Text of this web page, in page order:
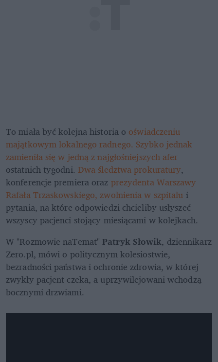
To miała być kolejna historia o oświadczeniu
majątkowym lokalnego radnego. Szybko jednak
zamieniła się w jedną z najgłośniejszych afer
ostatnich tygodni. Dwa śledztwa prokuratury,
konferencje premiera oraz prezydenta Warszawy
Rafała Trzaskowskiego, zwolnienia w szpitalu i
pytania, na które odpowiedzi chcieliby usłyszeć
wszyscy pacjenci stojący miesiącami w kolejkach.
W "Rozmowie naTemat" Patryk Słowik, dziennikarz
Zero.pl, mówi o politycznym kolesiostwie,
bezradności państwa i ochronie zdrowia, w której
zwykły pacjent czeka, a uprzywilejowani wchodzą
bocznymi drzwiami.